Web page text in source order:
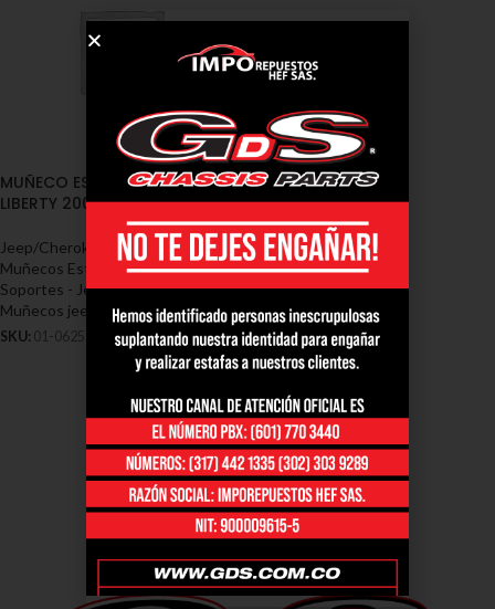
MUÑECO ESTABILIZADORA JEEP
LIBERTY 2008/2011 (01-0625)
Jeep/Cherokee
Cauchos /
Muñecos Estabilizadoras /
Soportes - Jeep / Cherokee,
Muñecos jeep/cherokee liberty
SKU: 01-0625